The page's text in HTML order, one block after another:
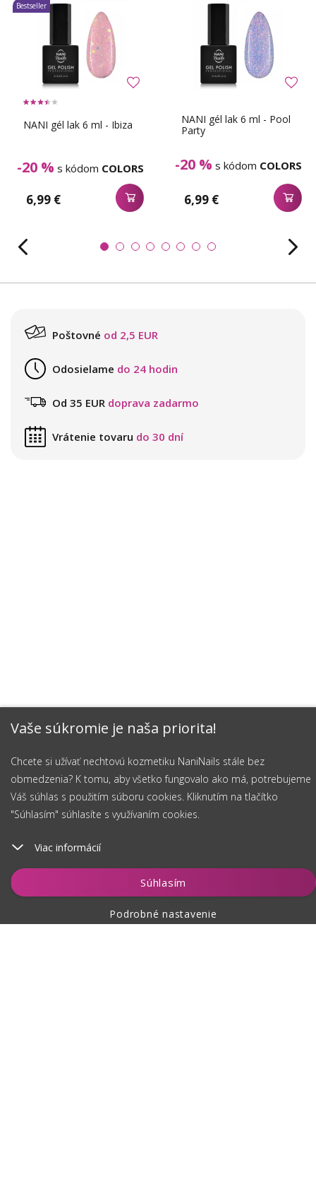
Vaše súkromie je naša priorita!
Chcete si užívať nechtovú kozmetiku NaniNails stále bez
obmedzenia? K tomu, aby všetko fungovalo ako má, potrebujeme
Váš súhlas s použitím súboru cookies. Kliknutím na tlačítko
"Súhlasím" súhlasíte s využívaním cookies.
Viac informácií
Súhlasím
Podrobné nastavenie
Hlídat
NANI gél lak 6 ml - Ibiza
-20 % s kódom COLORS
6,99 €
Bestseller
NANI gél lak 6 ml - Pool
Party
-20 % s kódom COLORS
6,99 €
Poštovné od 2,5 EUR
Odosielame do 24 hodin
Od 35 EUR doprava zadarmo
Vrátenie tovaru do 30 dní